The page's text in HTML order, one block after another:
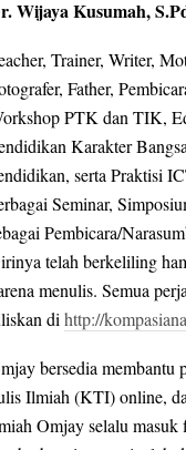
Wijaya Kusumah,
Trainer, Writer,
Father,
PTK dan TIK,
Karakter
serta Praktisi
Seminar,
Pembicara/
telah berkeliling
menulis. Semua
di http://
bersedia membantu
Ilmiah (KTI) online,
Omjay selalu